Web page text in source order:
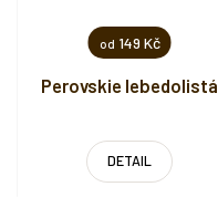
od 149 Kč
Perovskie lebedolistá
DETAIL